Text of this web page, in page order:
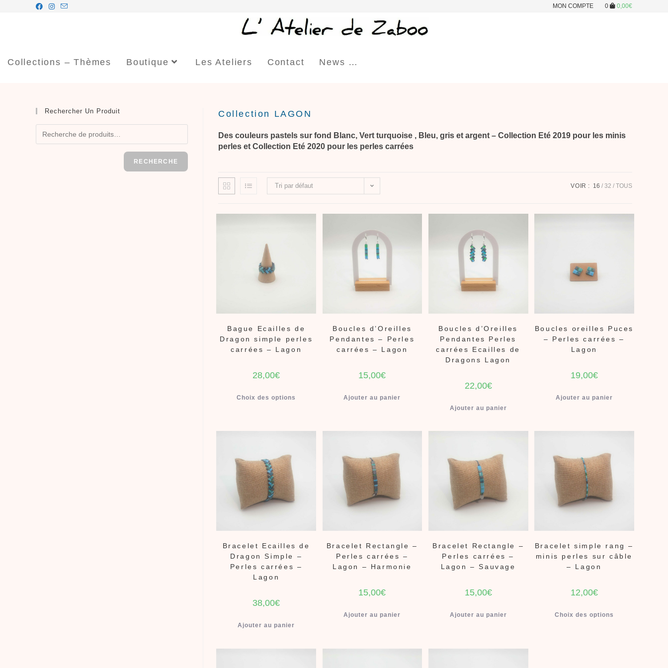
MON COMPTE 0 0,00€
Collections – Thèmes Boutique Les Ateliers Contact News …
Collection LAGON
Des couleurs pastels sur fond Blanc, Vert turquoise , Bleu, gris et argent – Collection Eté 2019 pour les minis
perles et Collection Eté 2020 pour les perles carrées
Tri par défaut VOIR : 16 32 TOUS
Bague Ecailles de
Dragon simple perles
carrées – Lagon
28,00€
Choix des options
Boucles d’Oreilles
Pendantes – Perles
carrées – Lagon
15,00€
Ajouter au panier
Boucles d’Oreilles
Pendantes Perles
carrées Ecailles de
Dragons Lagon
22,00€
Ajouter au panier
Boucles oreilles Puces
– Perles carrées –
Lagon
19,00€
Ajouter au panier
Bracelet Ecailles de
Dragon Simple –
Perles carrées –
Lagon
38,00€
Ajouter au panier
Bracelet Rectangle –
Perles carrées –
Lagon – Harmonie
15,00€
Ajouter au panier
Bracelet Rectangle –
Perles carrées –
Lagon – Sauvage
15,00€
Ajouter au panier
Bracelet simple rang –
minis perles sur câble
– Lagon
12,00€
Choix des options
Rechercher Un Produit
RECHERCHE